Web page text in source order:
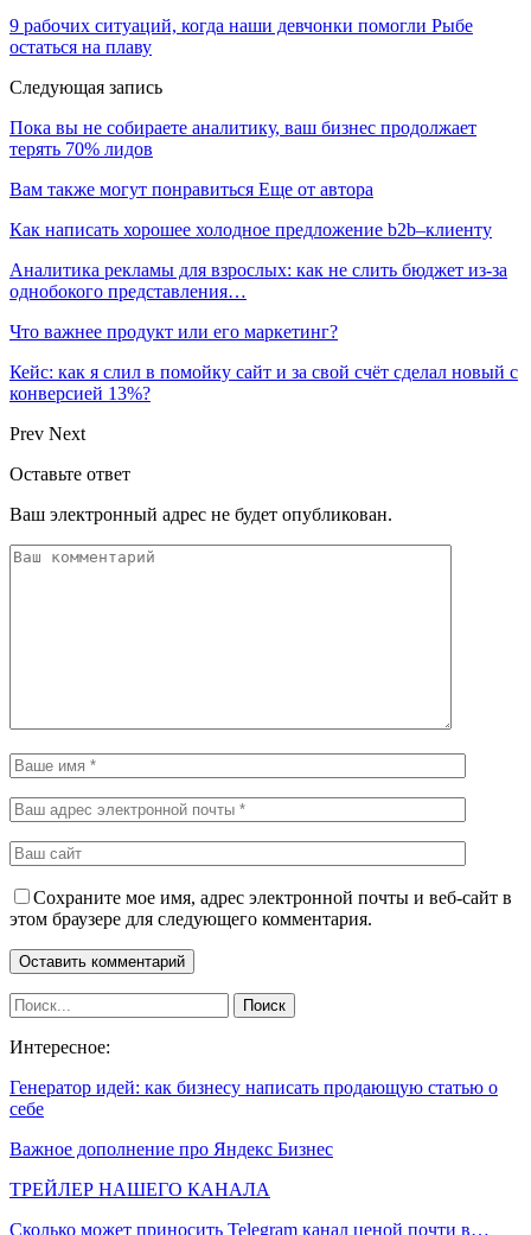
9 рабочих ситуаций, когда наши девчонки помогли Рыбе
остаться на плаву
Следующая запись
Пока вы не собираете аналитику, ваш бизнес продолжает
терять 70% лидов
Вам также могут понравиться Еще от автора
Как написать хорошее холодное предложение b2b–клиенту
Аналитика рекламы для взрослых: как не слить бюджет из-за
однобокого представления…
Что важнее продукт или его маркетинг?
Кейс: как я слил в помойку сайт и за свой счёт сделал новый с
конверсией 13%?
Prev Next
Оставьте ответ
Ваш электронный адрес не будет опубликован.
Сохраните мое имя, адрес электронной почты и веб-сайт в
этом браузере для следующего комментария.
Интересное:
Генератор идей: как бизнесу написать продающую статью о
себе
Важное дополнение про Яндекс Бизнес
ТРЕЙЛЕР НАШЕГО КАНАЛА
Сколько может приносить Telegram канал ценой почти в…